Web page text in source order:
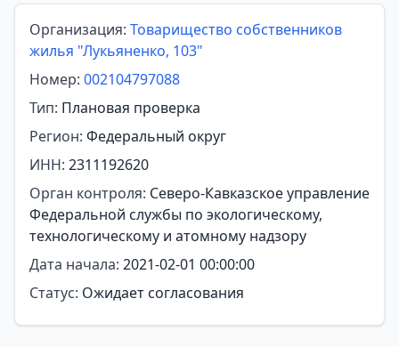
Организация: Товарищество собственников
жилья "Лукьяненко, 103"
Номер: 002104797088
Тип: Плановая проверка
Регион: Федеральный округ
ИНН: 2311192620
Орган контроля: Северо-Кавказское управление
Федеральной службы по экологическому,
технологическому и атомному надзору
Дата начала: 2021-02-01 00:00:00
Статус: Ожидает согласования